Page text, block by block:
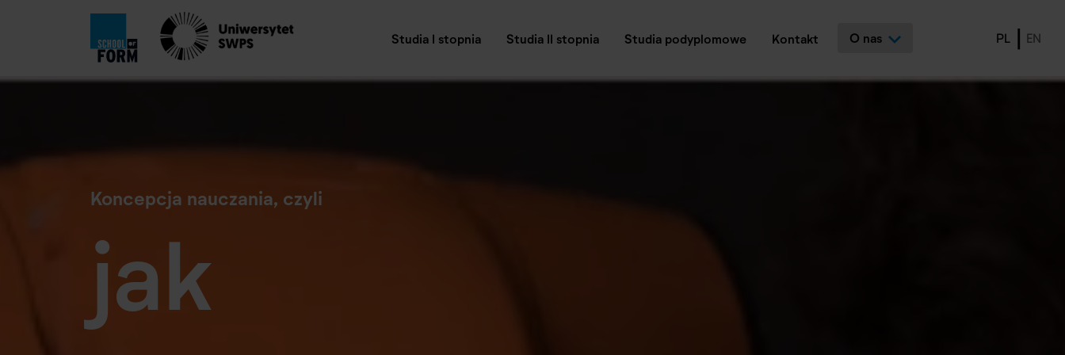
Studia I stopnia Studia II stopnia Studia podyplomowe Kontakt O nas PL EN
Koncepcja nauczania, czyli
jak